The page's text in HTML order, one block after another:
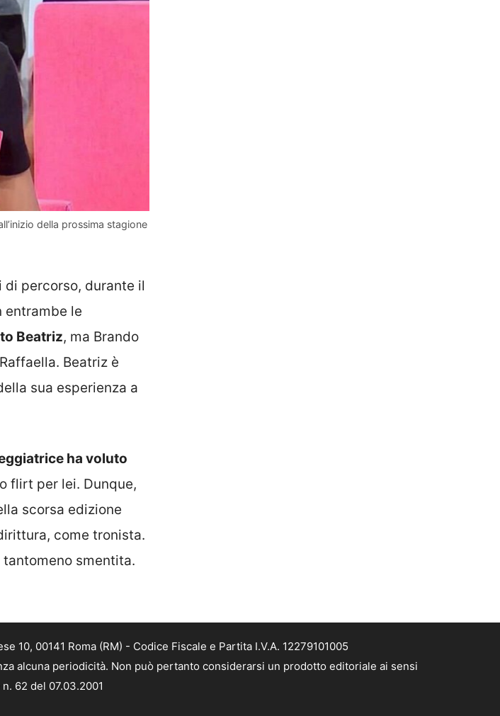
della prossima stagione
di percorso, durante il
entrambe le
Beatriz, ma Brando
Beatriz è
sua esperienza a
ha voluto
flirt per lei. Dunque,
scorsa edizione
come tronista.
smentita.
10, 00141 Roma (RM) - Codice Fiscale e Partita I.V.A. 12279101005
alcuna periodicità. Non può pertanto considerarsi un prodotto editoriale ai sensi
62 del 07.03.2001